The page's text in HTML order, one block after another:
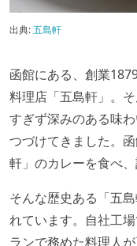
出典:五島軒
函館にある、創業
料理店「五島軒」。
すぎず深みのある味
つづけてきました。
軒」のカレーを食べ、
そんな歴史ある「五
れています。自社工
ランで務めた料理人